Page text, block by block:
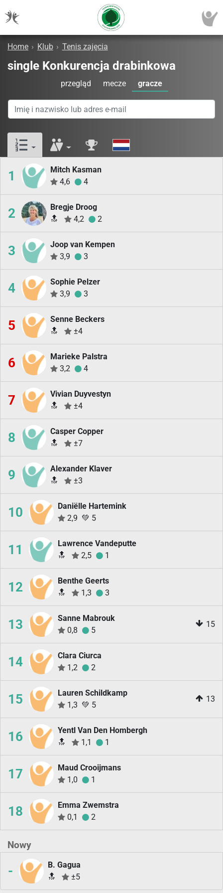
Home › Klub › Tenis zajęcia
single Konkurencja drabinkowa
przegląd mecze gracze
1
Mitch Kasman
4,6
4
2
Bregje Droog
🔝
4,2 2
3
Joop van Kempen
3,9
3
4
Sophie Pelzer
3,9
3
5
Senne Beckers
🔝
±4
6
Marieke Palstra
3,2
4
7
Vivian Duyvestyn
🔝
±4
8
Casper Copper
🔝
±7
9
Alexander Klaver
🔝
±3
10
Daniëlle Hartemink
2,9 💚 5
11
Lawrence Vandeputte
🔝
2,5 1
12
Benthe Geerts
🔝
1,3 3
13
Sanne Mabrouk
0,8
5
15
14
Clara Ciurca
1,2
2
15
Lauren Schildkamp
1,3 💚 5
13
16
Yentl Van Den Hombergh
🔝
1,1 1
17
Maud Crooijmans
1,0
1
18
Emma Zwemstra
0,1
2
Nowy
-
B. Gagua
🔝
±5